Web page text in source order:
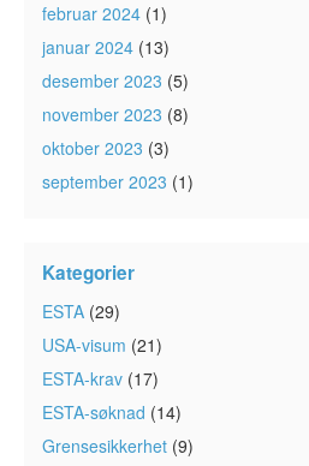
februar 2024 (1)
januar 2024 (13)
desember 2023 (5)
november 2023 (8)
oktober 2023 (3)
september 2023 (1)
Kategorier
ESTA (29)
USA-visum (21)
ESTA-krav (17)
ESTA-søknad (14)
Grensesikkerhet (9)